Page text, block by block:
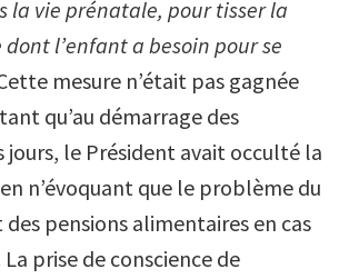
la vie prénatale, pour tisser la
l’enfant a besoin pour se
mesure n’était pas gagnée
qu’au démarrage des
jours, le Président avait occulté la
n’évoquant que le problème du
pensions alimentaires en cas
prise de conscience de